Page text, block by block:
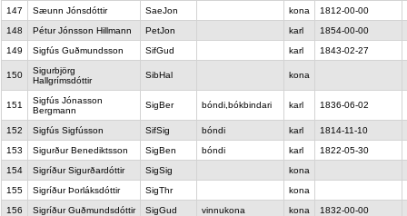
147 Sæunn Jónsdóttir SaeJon kona
1812-00-00
148
Pétur Jónsson Hillmann PetJon karl
1854-00-00
149
Sigfús Guðmundsson SifGud karl 1843-02-27
150
Sigurbjörg
Hallgrímsdóttir
SibHal kona
151
Sigfús Jónasson
Bergmann
SigBer bóndi,bókbindari karl 1836-06-02
152 Sigfús Sigfússon SifSig bóndi karl
1814-11-10
153
Sigurður Benediktsson SigBen bóndi karl
1822-05-30
154
Sigríður Sigurðardóttir SigSig
kona
155
Sigríður Þorláksdóttir SigThr
kona
156
Sigríður Guðmundsdóttir SigGud vinnukona kona
1832-00-00